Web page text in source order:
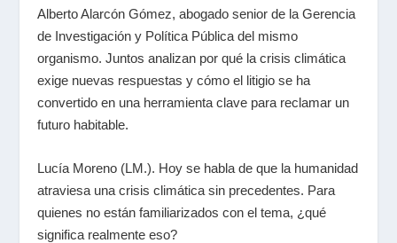
Alberto Alarcón Gómez, abogado senior de la Gerencia
de Investigación y Política Pública del mismo
organismo. Juntos analizan por qué la crisis climática
exige nuevas respuestas y cómo el litigio se ha
convertido en una herramienta clave para reclamar un
futuro habitable.
Lucía Moreno (LM.). Hoy se habla de que la humanidad
atraviesa una crisis climática sin precedentes. Para
quienes no están familiarizados con el tema, ¿qué
significa realmente eso?